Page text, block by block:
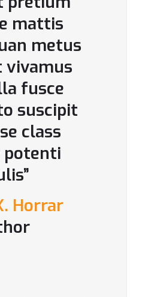
mattis
metus
fusce
suscipit
class
potenti
Horrar